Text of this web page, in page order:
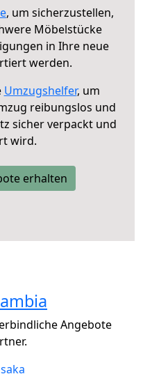
, um sicherzustellen,
Möbelstücke
in Ihre neue
werden.
Umzugshelfer, um
reibungslos und
sicher verpackt und
wird.
erhalten
Angebote